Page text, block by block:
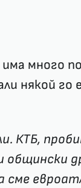
много
някой го
КТБ,
общински
сме